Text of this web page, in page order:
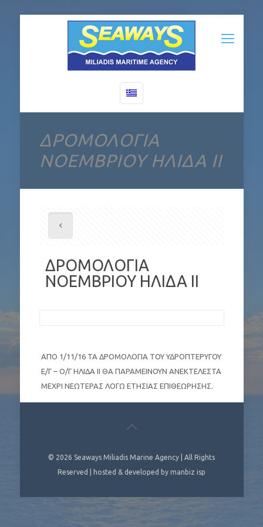
ΔΡΟΜΟΛΟΓΙΑ
ΝΟΕΜΒΡΙΟΥ ΗΛΙΔΑ ΙΙ
ΔΡΟΜΟΛΟΓΙΑ
ΝΟΕΜΒΡΙΟΥ ΗΛΙΔΑ ΙΙ
ΑΠΟ 1/11/16 ΤΑ ΔΡΟΜΟΛΟΓΙΑ ΤΟΥ ΥΔΡΟΠΤΕΡΥΓΟΥ
Ε/Γ – Ο/Γ ΗΛΙΔΑ ΙΙ ΘΑ ΠΑΡΑΜΕΙΝΟΥΝ ΑΝΕΚΤΕΛΕΣΤΑ
ΜΕΧΡΙ ΝΕΩΤΕΡΑΣ ΛΟΓΩ ΕΤΗΣΙΑΣ ΕΠΙΘΕΩΡΗΣΗΣ.
© 2026 Seaways Miliadis Marine Agency | All Rights
Reserved | hosted & developed by manbiz isp